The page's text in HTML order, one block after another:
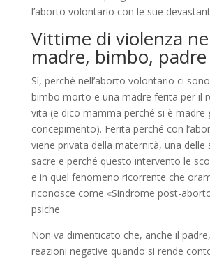
l’aborto volontario con le sue
Vittime di violenza
madre, bimbo, padre
Sì, perché nell’aborto volontario ci
bimbo morto e una madre ferita per il
vita (e dico mamma perché si è madre
concepimento). Ferita perché con
viene privata della maternità, una delle
sacre e perché questo intervento le
e in quel fenomeno ricorrente che
riconosce come «Sindrome post-
psiche.
Non va dimenticato che, anche il
reazioni negative quando si rende